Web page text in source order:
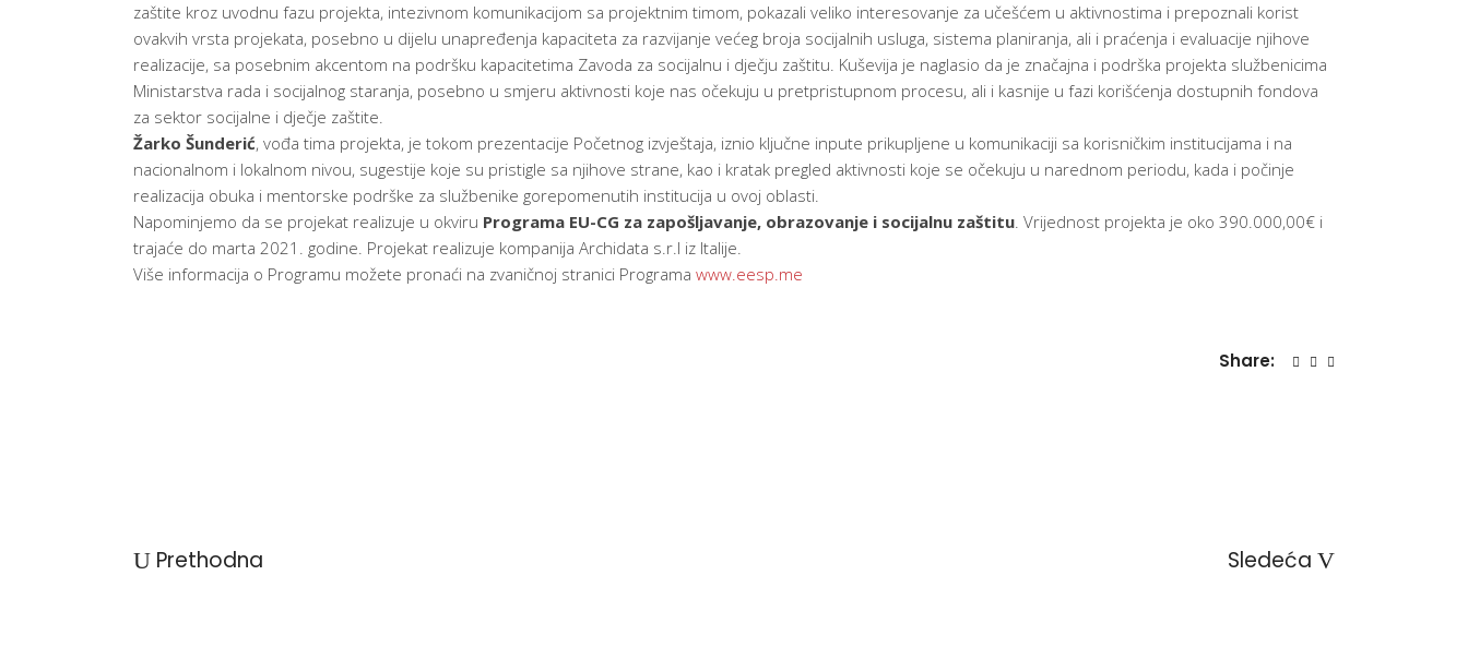
zaštite kroz uvodnu fazu projekta, intezivnom komunikacijom sa projektnim timom, pokazali veliko interesovanje za učešćem u aktivnostima i prepoznali korist
ovakvih vrsta projekata, posebno u dijelu unapređenja kapaciteta za razvijanje većeg broja socijalnih usluga, sistema planiranja, ali i praćenja i evaluacije njihove
realizacije, sa posebnim akcentom na podršku kapacitetima Zavoda za socijalnu i dječju zaštitu. Kuševija je naglasio da je značajna i podrška projekta službenicima
Ministarstva rada i socijalnog staranja, posebno u smjeru aktivnosti koje nas očekuju u pretpristupnom procesu, ali i kasnije u fazi korišćenja dostupnih fondova
za sektor socijalne i dječje zaštite.
Žarko Šunderić, vođa tima projekta, je tokom prezentacije Početnog izvještaja, iznio ključne inpute prikupljene u komunikaciji sa korisničkim institucijama i na
nacionalnom i lokalnom nivou, sugestije koje su pristigle sa njihove strane, kao i kratak pregled aktivnosti koje se očekuju u narednom periodu, kada i počinje
realizacija obuka i mentorske podrške za službenike gorepomenutih institucija u ovoj oblasti.
Napominjemo da se projekat realizuje u okviru Programa EU-CG za zapošljavanje, obrazovanje i socijalnu zaštitu. Vrijednost projekta je oko 390.000,00€ i
trajaće do marta 2021. godine. Projekat realizuje kompanija Archidata s.r.l iz Italije.
Više informacija o Programu možete pronaći na zvaničnoj stranici Programa www.eesp.me
Share:
Prethodna Sledeća